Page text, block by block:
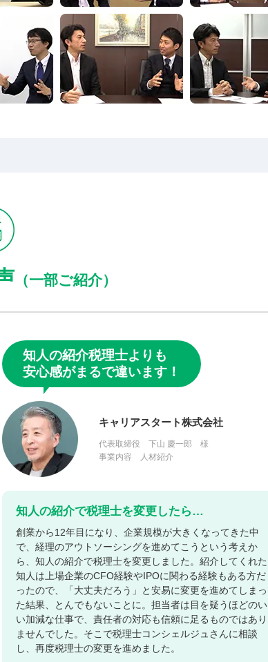
（一部ご紹介）
知人の紹介税理士よりも
安心感がまるで違います！
キャリアスタート株式会社
代表取締役 下山 慶一郎 様
事業内容 人材紹介
知人の紹介で税理士を変更したら…
創業から12年目になり、企業規模が大きくなってきた中
で、経理のアウトソーシングを進めてこうという考えか
ら、知人の紹介で税理士を変更しました。紹介してくれた
知人は上場企業のCFO経験やIPOに関わる経験もある方だ
ったので、「大丈夫だろう」と安易に変更を進めてしまっ
た結果、とんでもないことに。担当者は目を疑うほどのい
い加減な仕事で、責任者の対応も信頼に足るものではあり
ませんでした。そこで税理士コンシェルジュさんに相談
し、再度税理士の変更を進めました。